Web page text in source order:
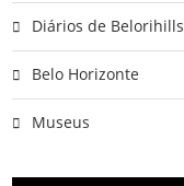
Diários de Belorihills
Belo Horizonte
Museus